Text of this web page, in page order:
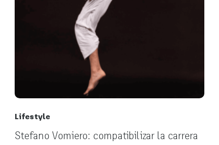
Lifestyle
Stefano Vomiero: compatibilizar la carrera